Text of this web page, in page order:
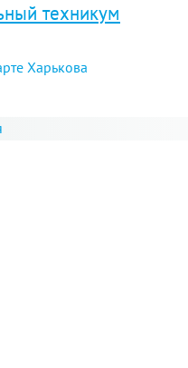
техникум
Харькова